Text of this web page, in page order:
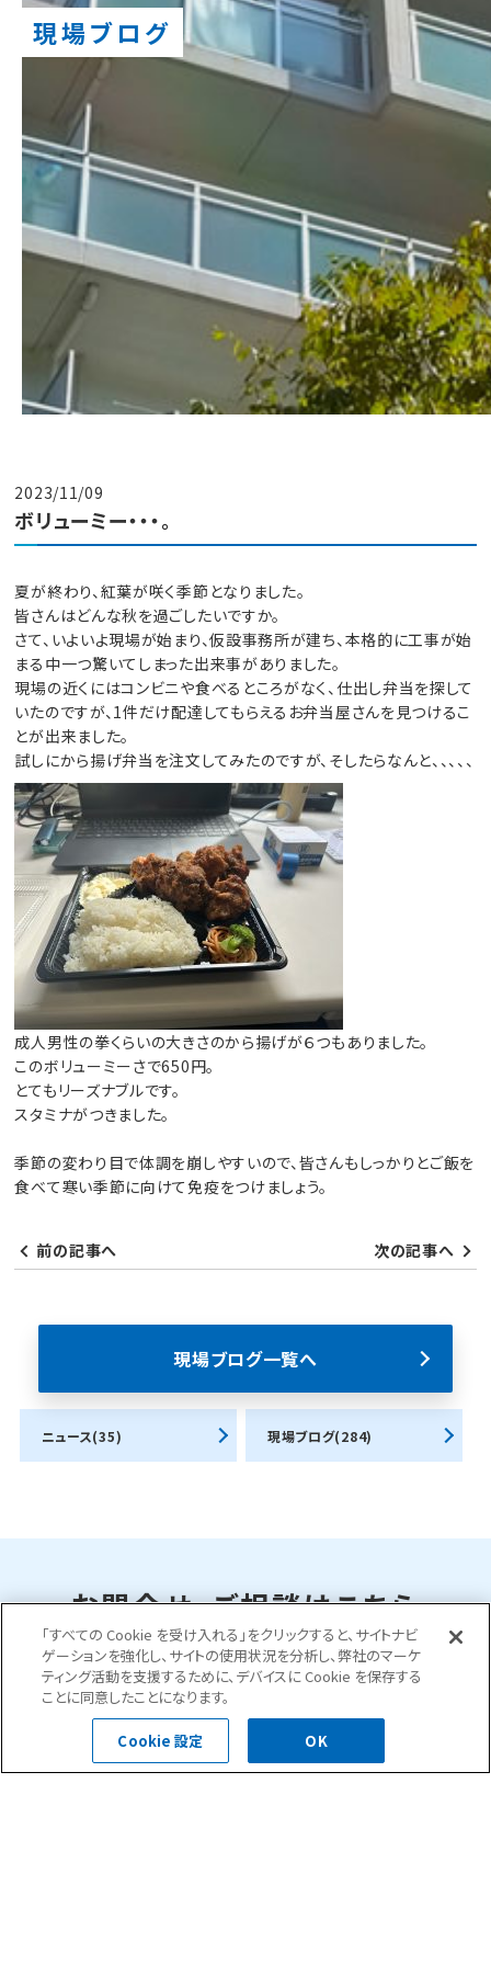
現場ブログ
2023/11/09
ボリューミー・・・。
夏が終わり、紅葉が咲く季節となりました。
皆さんはどんな秋を過ごしたいですか。
さて、いよいよ現場が始まり、仮設事務所が建ち、本格的に工事が始
まる中一つ驚いてしまった出来事がありました。
現場の近くにはコンビニや食べるところがなく、仕出し弁当を探して
いたのですが、1件だけ配達してもらえるお弁当屋さんを見つけるこ
とが出来ました。
試しにから揚げ弁当を注文してみたのですが、そしたらなんと、、、、、
成人男性の拳くらいの大きさのから揚げが６つもありました。
このボリューミーさで650円。
とてもリーズナブルです。
スタミナがつきました。
季節の変わり目で体調を崩しやすいので、皆さんもしっかりとご飯を
食べて寒い季節に向けて免疫をつけましょう。
前の記事へ 次の記事へ
現場ブログ一覧へ
ニュース(35) 現場ブログ(284)
お問合せ・ご相談はこちら
0120-400-252
受付時間 平日 8:30～18:00
「すべての Cookie を受け入れる」をクリックすると、サイトナビ
ゲーションを強化し、サイトの使用状況を分析し、弊社のマーケ
ティング活動を支援するために、デバイスに Cookie を保存する
ことに同意したことになります。
Cookie 設定 OK